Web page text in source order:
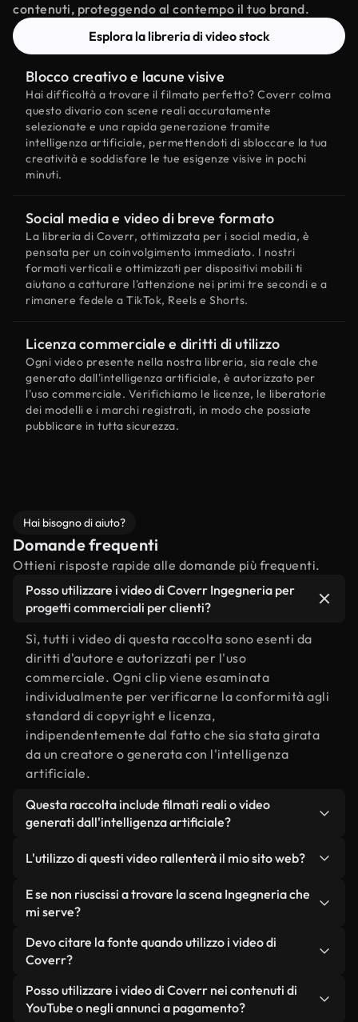
contenuti, proteggendo al contempo il tuo brand.
Esplora la libreria di video stock
Blocco creativo e lacune visive
Hai difficoltà a trovare il filmato perfetto? Coverr colma
questo divario con scene reali accuratamente
selezionate e una rapida generazione tramite
intelligenza artificiale, permettendoti di sbloccare la tua
creatività e soddisfare le tue esigenze visive in pochi
minuti.
Social media e video di breve formato
La libreria di Coverr, ottimizzata per i social media, è
pensata per un coinvolgimento immediato. I nostri
formati verticali e ottimizzati per dispositivi mobili ti
aiutano a catturare l'attenzione nei primi tre secondi e a
rimanere fedele a TikTok, Reels e Shorts.
Licenza commerciale e diritti di utilizzo
Ogni video presente nella nostra libreria, sia reale che
generato dall'intelligenza artificiale, è autorizzato per
l'uso commerciale. Verifichiamo le licenze, le liberatorie
dei modelli e i marchi registrati, in modo che possiate
pubblicare in tutta sicurezza.
Hai bisogno di aiuto?
Domande frequenti
Ottieni risposte rapide alle domande più frequenti.
Posso utilizzare i video di Coverr Ingegneria per
progetti commerciali per clienti?
Sì, tutti i video di questa raccolta sono esenti da
diritti d'autore e autorizzati per l'uso
commerciale. Ogni clip viene esaminata
individualmente per verificarne la conformità agli
standard di copyright e licenza,
indipendentemente dal fatto che sia stata girata
da un creatore o generata con l'intelligenza
artificiale.
Questa raccolta include filmati reali o video
generati dall'intelligenza artificiale?
da filmati reali, girati da persone, relativi a
Ingegneria, e da video generati dall'intelligenza
artificiale. Ogni video è chiaramente etichettato,
L'utilizzo di questi video rallenterà il mio sito web?
Non se scegli le nostre versioni ottimizzate.
Offriamo formati leggeri e pronti per il web,
mantengono alta la qualità, riducono al minimo i
tempi di caricamento e migliorano parametri
come LCP.
E se non riuscissi a trovare la scena Ingegneria che
mi serve?
Puoi crearne uno all'istante utilizzando Coverr AI
Studio. Ti basta descrivere la scena, ad esempio
pochi secondi un video personalizzato in
conformità con i nostri standard di licenza.
Devo citare la fonte quando utilizzo i video di
Coverr?
Non è richiesto alcun riconoscimento dell'autore.
Tutti i video presenti nella nostra libreria sono
Posso utilizzare i video di Coverr nei contenuti di
YouTube o negli annunci a pagamento?